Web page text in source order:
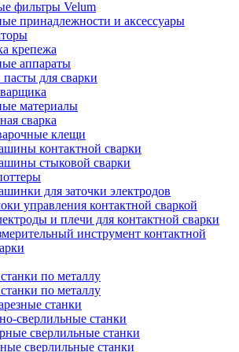
фильтры Velum
принадлежности и аксессуары
крепежа
аппараты
для сварки
материалы
сварка
клещи
контактной сварки
стыковой сварки
для заточки электродов
управления контактной сваркой
и плечи для контактной сварки
инструмент контактной
по металлу
по металлу
станки
сверлильные станки
сверлильные станки
сверлильные станки